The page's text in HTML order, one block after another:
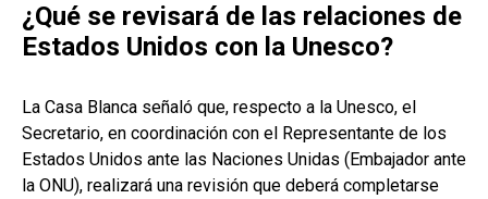
¿Qué se revisará de las relaciones de
Estados Unidos con la Unesco?
La Casa Blanca señaló que, respecto a la Unesco, el
Secretario, en coordinación con el Representante de los
Estados Unidos ante las Naciones Unidas (Embajador ante
la ONU), realizará una revisión que deberá completarse